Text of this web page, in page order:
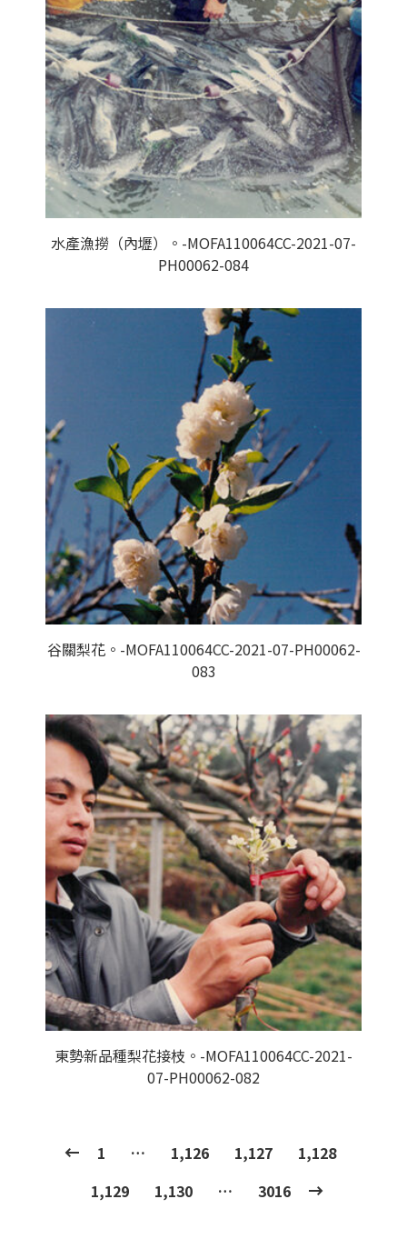
水產漁撈（內壢）。-MOFA110064CC-2021-07-
PH00062-084
谷關梨花。-MOFA110064CC-2021-07-PH00062-
083
東勢新品種梨花接枝。-MOFA110064CC-2021-
07-PH00062-082
1 … 1,126 1,127
1,128
1,129
1,130 … 3016